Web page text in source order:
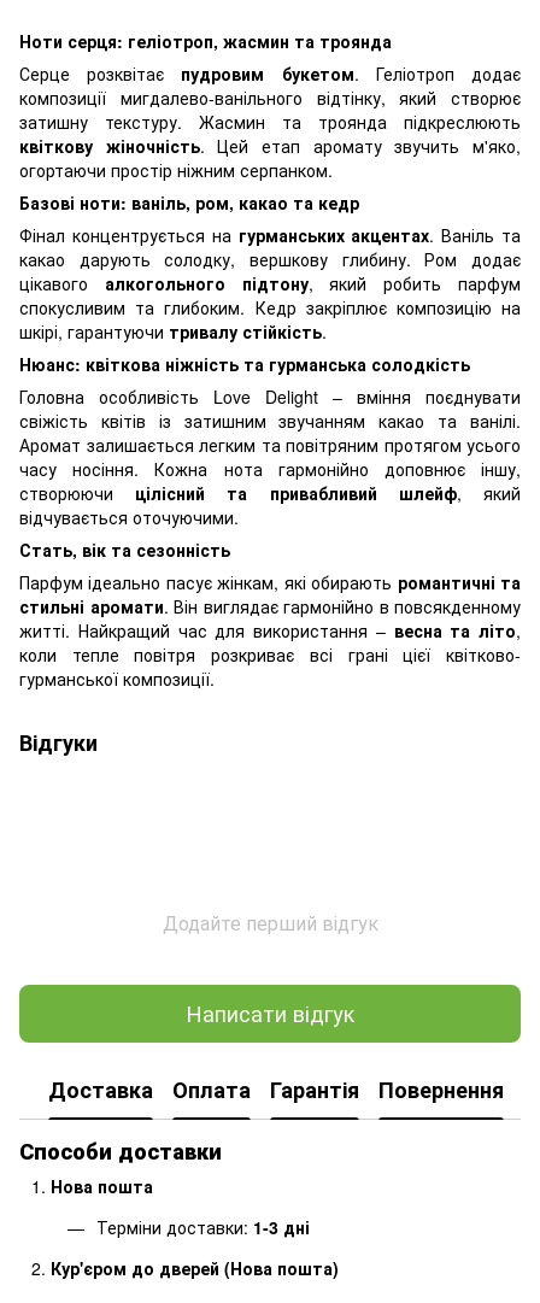
Ноти серця: геліотроп, жасмин та троянда
Серце розквітає пудровим букетом. Геліотроп додає
композиції мигдалево-ванільного відтінку, який створює
затишну текстуру. Жасмин та троянда підкреслюють
квіткову жіночність. Цей етап аромату звучить м'яко,
огортаючи простір ніжним серпанком.
Базові ноти: ваніль, ром, какао та кедр
Фінал концентрується на гурманських акцентах. Ваніль та
какао дарують солодку, вершкову глибину. Ром додає
цікавого алкогольного підтону, який робить парфум
спокусливим та глибоким. Кедр закріплює композицію на
шкірі, гарантуючи тривалу стійкість.
Нюанс: квіткова ніжність та гурманська солодкість
Головна особливість Love Delight – вміння поєднувати
свіжість квітів із затишним звучанням какао та ванілі.
Аромат залишається легким та повітряним протягом усього
часу носіння. Кожна нота гармонійно доповнює іншу,
створюючи цілісний та привабливий шлейф, який
відчувається оточуючими.
Стать, вік та сезонність
Парфум ідеально пасує жінкам, які обирають романтичні та
стильні аромати. Він виглядає гармонійно в повсякденному
житті. Найкращий час для використання – весна та літо,
коли тепле повітря розкриває всі грані цієї квітково-
гурманської композиції.
Відгуки
Додайте перший відгук
Написати відгук
Доставка Оплата Гарантія
Повернення
Способи доставки
Нова пошта
Терміни доставки: 1-3 дні
Кур'єром до дверей (Нова пошта)